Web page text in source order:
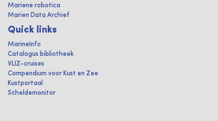
Mariene robotica
Marien Data Archief
Quick links
MarineInfo
Catalogus bibliotheek
VLIZ-cruises
Compendium voor Kust en Zee
Kustportaal
Scheldemonitor